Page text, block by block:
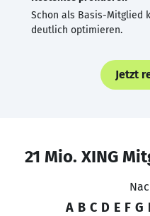
Schon als Basis-Mitglied
deutlich optimieren.
Jetzt
21 Mio. XING
A B C D E F G